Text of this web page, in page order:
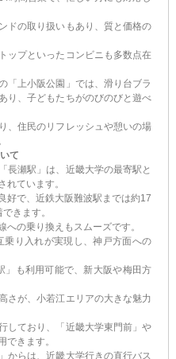
ドの取り扱いもあり、質と価格の
ップといったコンビニも多数点在
「上小阪公園」では、滑り台ブラ
り、子どもたちがのびのびと遊べ
、住民のリフレッシュや憩いの場
て
長瀬駅」は、近畿大学の最寄駅と
れています。
好で、近鉄大阪難波駅までは約17
きます。
の乗り換えもスムーズです。
り入れが実現し、神戸方面への
」も利用可能で、新大阪や梅田方
さが、小若江エリアの大きな魅力
しており、「近畿大学東門前」や
できます。
からは、近畿大学行きの直行バス